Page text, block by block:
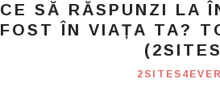
CE SĂ RĂSPUNZI LA
FOST ÎN VIAȚA TA?